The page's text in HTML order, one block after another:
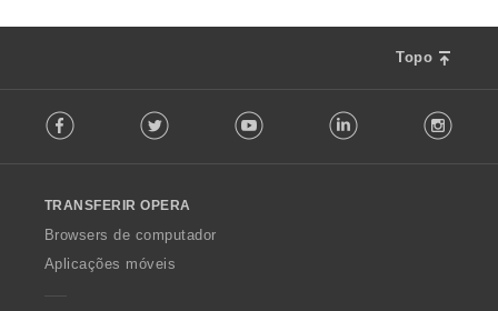
Topo
o
w
O
p
Facebook Twitter Youtube LinkedIn
TRANSFERIR OPERA
Browsers de computador
Aplicações móveis